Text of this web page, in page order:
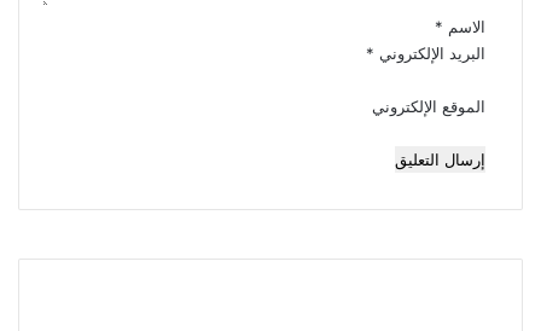
الاسم *
البريد الإلكتروني *
الموقع الإلكتروني